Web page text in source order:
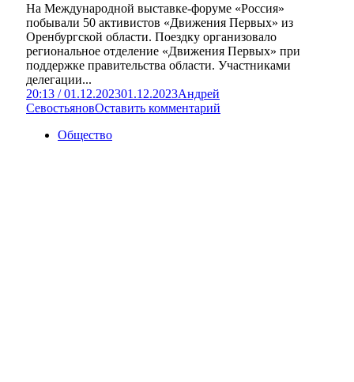
На Международной выставке-форуме «Россия»
побывали 50 активистов «Движения Первых» из
Оренбургской области. Поездку организовало
региональное отделение «Движения Первых» при
поддержке правительства области. Участниками
делегации...
20:13 / 01.12.202301.12.2023Андрей
СевостьяновОставить комментарий
Общество